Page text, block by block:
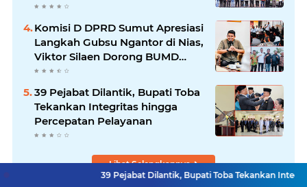
Menguat
Komisi D DPRD Sumut Apresiasi
Langkah Gubsu Ngantor di Nias,
Viktor Silaen Dorong BUMD
Kelola Rumput Laut
39 Pejabat Dilantik, Bupati Toba
Tekankan Integritas hingga
Percepatan Pelayanan
Lihat Selengkapnya
39 Pejabat Dilantik, Bupati Toba Tekankan Integritas hingga